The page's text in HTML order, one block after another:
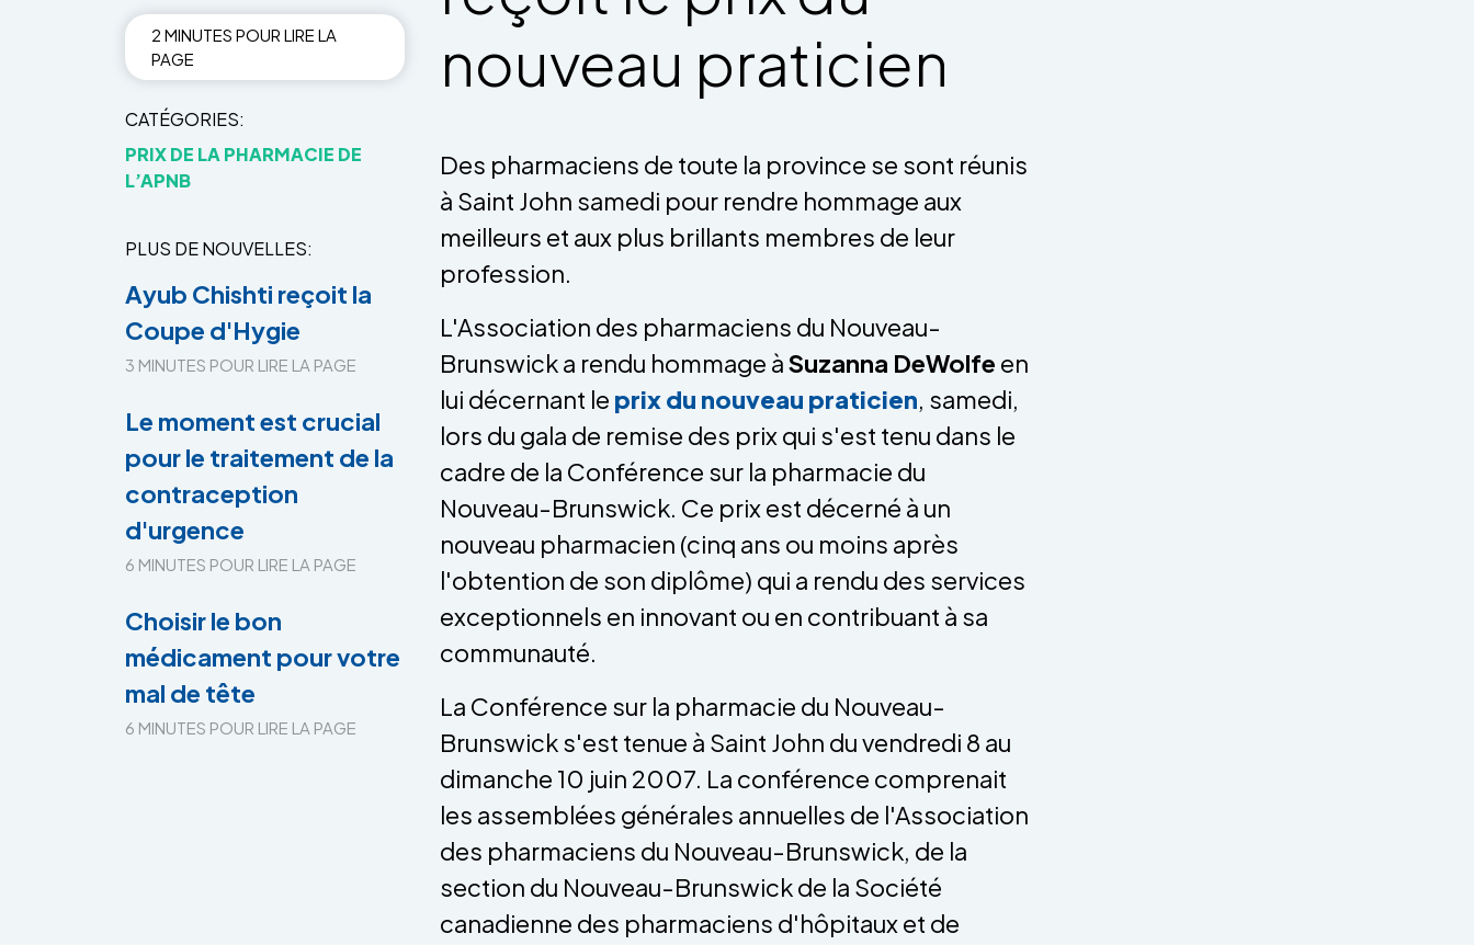
2 MINUTES POUR LIRE LA
PAGE
CATÉGORIES
PRIX DE LA PHARMACIE DE
L’APNB
PLUS DE NOUVELLES
Ayub Chishti reçoit la
Coupe d'Hygie
3 MINUTES POUR LIRE LA PAGE
Le moment est crucial
pour le traitement de la
contraception
d'urgence
6 MINUTES POUR LIRE LA PAGE
Choisir le bon
médicament pour votre
mal de tête
6 MINUTES POUR LIRE LA PAGE
nouveau praticien
Des pharmaciens de toute la province se sont réunis
à Saint John samedi pour rendre hommage aux
meilleurs et aux plus brillants membres de leur
profession.
L'Association des pharmaciens du Nouveau-
Brunswick a rendu hommage àSuzanna DeWolfe en
lui décernant le prix du nouveau praticien, samedi,
lors du gala de remise des prix qui s'est tenu dans le
cadre de la Conférence sur la pharmacie du
Nouveau-Brunswick. Ce prix est décerné à un
nouveau pharmacien (cinq ans ou moins après
l'obtention de son diplôme) qui a rendu des services
exceptionnels en innovant ou en contribuant à sa
communauté.
La Conférence sur la pharmacie du Nouveau-
Brunswick s'est tenue à Saint John du vendredi 8 au
dimanche 10 juin 2007. La conférence comprenait
les assemblées générales annuelles de l'Association
des pharmaciens du Nouveau-Brunswick, de la
section du Nouveau-Brunswick de la Société
canadienne des pharmaciens d'hôpitaux et de